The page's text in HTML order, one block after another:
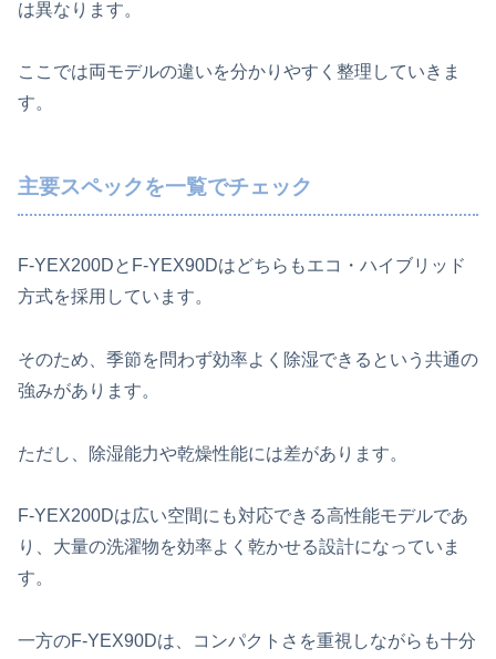
は異なります。
ここでは両モデルの違いを分かりやすく整理していきま
す。
主要スペックを一覧でチェック
F-YEX200DとF-YEX90Dはどちらもエコ・ハイブリッド
方式を採用しています。
そのため、季節を問わず効率よく除湿できるという共通の
強みがあります。
ただし、除湿能力や乾燥性能には差があります。
F-YEX200Dは広い空間にも対応できる高性能モデルであ
り、大量の洗濯物を効率よく乾かせる設計になっていま
す。
一方のF-YEX90Dは、コンパクトさを重視しながらも十分